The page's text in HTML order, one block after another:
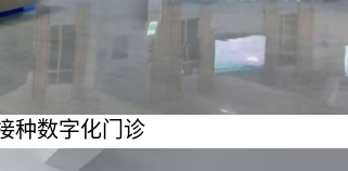
种数字化门诊